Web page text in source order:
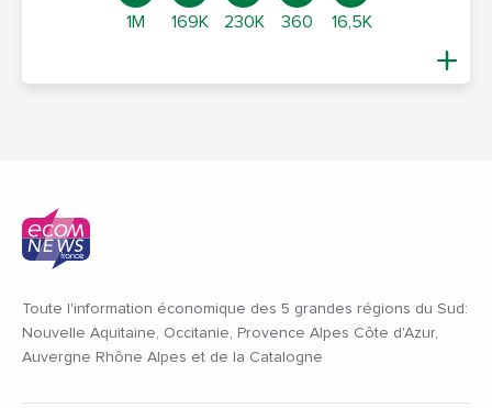
1M 169K 230K 360 16,5K
Toute l'information économique des 5 grandes régions du Sud:
Nouvelle Aquitaine, Occitanie, Provence Alpes Côte d'Azur,
Auvergne Rhône Alpes et de la Catalogne